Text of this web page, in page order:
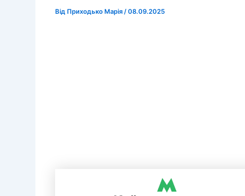
Від Приходько Марія /08.09.2025